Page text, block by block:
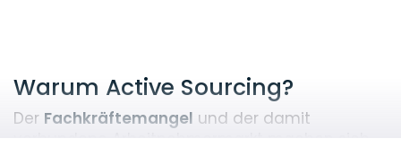
Warum Active Sourcing?
Der Fachkräftemangel und der damit
verbundene Arbeitnehmermarkt machen sich